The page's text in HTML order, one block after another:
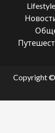
Lifestyle
Copyright